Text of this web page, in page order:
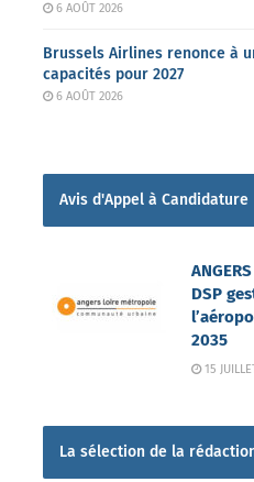
6 AOÛT 2026
Brussels Airlines renonce à
capacités pour 2027
6 AOÛT 2026
Avis d'Appel à Candidature
DSP
2035
15
La sélection de la